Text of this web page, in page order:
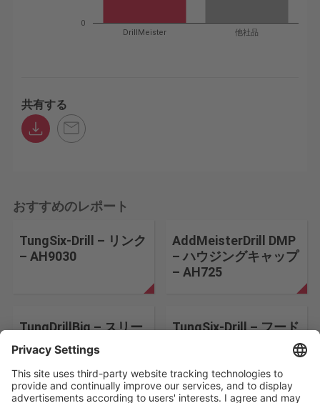
DrillMeister 他社品
0
共有する
おすすめのレポート
TungSix-Drill – リンク
– AH9030
AddMeisterDrill DMP
– ハウジングキャップ
– AH725
TungDrillBig – スリー
ブ – AH725
TungSix-Drill – フード